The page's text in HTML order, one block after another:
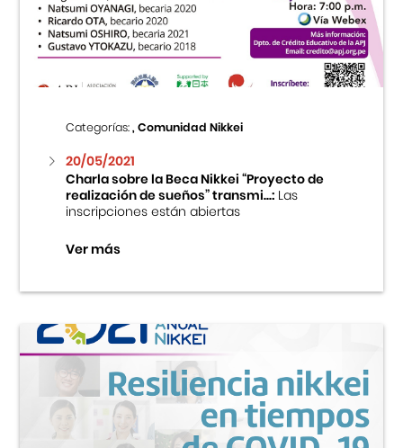
Centro Cultural Peruano Japonés
Cursos
Museo de la Inmigración Japonesa
Fondo Editorial
Teatro Peruano Japonés
Categorías:, Comunidad Nikkei
20/05/2021
Charla sobre la Beca Nikkei “Proyecto de
realización de sueños” transmi...:Las
inscripciones están abiertas
Ver más